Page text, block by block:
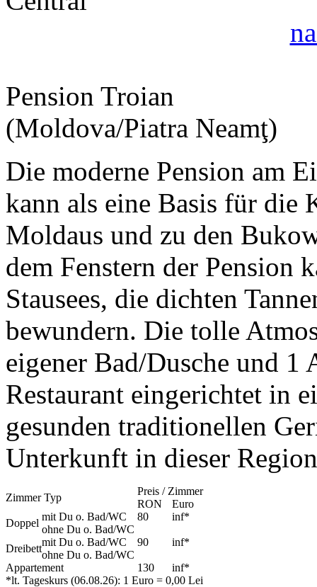
Pension Troian
(Moldova/Piatra Neamţ)
Die moderne Pension am
kann als eine Basis für die
Moldaus und zu den
dem Fenstern der Pension
Stausees, die dichten
bewundern. Die tolle
eigener Bad/Dusche und 1
Restaurant eingerichtet in
gesunden traditionellen
Unterkunft in dieser
Zimmer Typ
Preis / Zimmer
RON
Euro
Doppel
mit Du o. Bad/WC 80 inf*
ohne Du o. Bad/WC
Dreibett
mit Du o. Bad/WC 90 inf*
ohne Du o. Bad/WC
Appartement
130 inf*
*lt. Tageskurs (06.08.26): 1 Euro = 0,00 Lei